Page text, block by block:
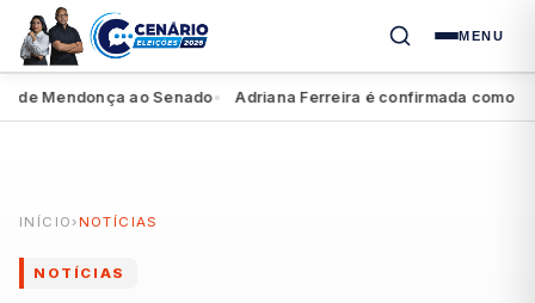
MENU
Mendonça ao Senado● Adriana Ferreira é confirmada como
INÍCIO › NOTÍCIAS
NOTÍCIAS